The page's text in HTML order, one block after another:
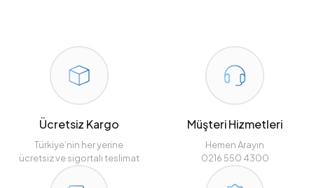
Ücretsiz Kargo
Türkiye’nin her yerine
ücretsiz ve sigortalı teslimat
Müşteri Hizmetleri
Hemen Arayın
0216 550 4300